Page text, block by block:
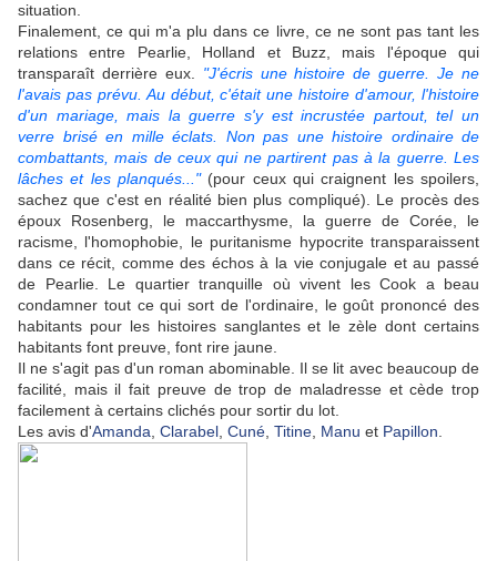
situation.
Finalement, ce qui m'a plu dans ce livre, ce ne sont pas tant les
relations entre Pearlie, Holland et Buzz, mais l'époque qui
transparaît derrière eux. "J'écris une histoire de guerre. Je ne
l'avais pas prévu. Au début, c'était une histoire d'amour, l'histoire
d'un mariage, mais la guerre s'y est incrustée partout, tel un
verre brisé en mille éclats. Non pas une histoire ordinaire de
combattants, mais de ceux qui ne partirent pas à la guerre. Les
lâches et les planqués..."(pour ceux qui craignent les spoilers,
sachez que c'est en réalité bien plus compliqué). Le procès des
époux Rosenberg, le maccarthysme, la guerre de Corée, le
racisme, l'homophobie, le puritanisme hypocrite transparaissent
dans ce récit, comme des échos à la vie conjugale et au passé
de Pearlie. Le quartier tranquille où vivent les Cook a beau
condamner tout ce qui sort de l'ordinaire, le goût prononcé des
habitants pour les histoires sanglantes et le zèle dont certains
habitants font preuve, font rire jaune.
Il ne s'agit pas d'un roman abominable. Il se lit avec beaucoup de
facilité, mais il fait preuve de trop de maladresse et cède trop
facilement à certains clichés pour sortir du lot.
Les avis d'Amanda Clarabel Cuné Titine Manu et Papillon